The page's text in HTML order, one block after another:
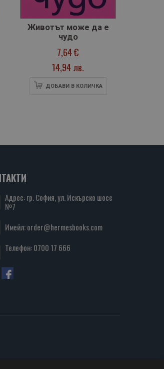
Животът може да е
чудо
7,64 €
14,94 лв.
ДОБАВИ В КОЛИЧКА
Адрес: гр. София, ул. Искърско шосе
№7
Имейл:order@hermesbooks.com
Телефон:0700 17 666